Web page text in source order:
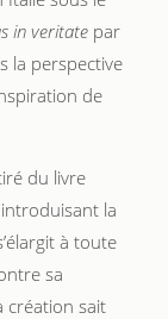
in veritatepar
la perspective
de
du livre
la
à toute
sa
création sait